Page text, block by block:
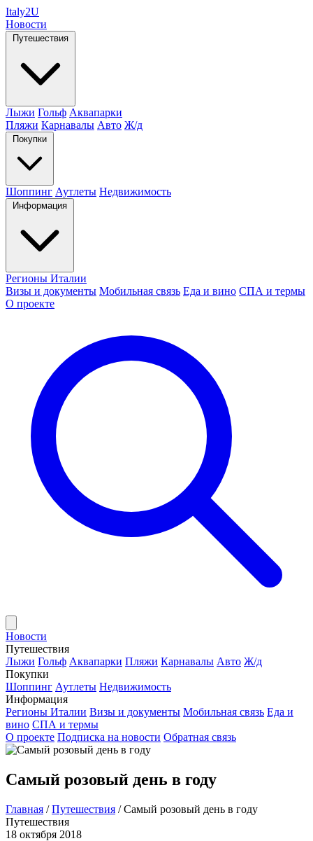
Italy2U
Новости
Путешествия
Лыжи Гольф Аквапарки
Пляжи Карнавалы Авто Ж/д
Покупки
Шоппинг Аутлеты Недвижимость
Информация
Регионы Италии
Визы и документы Мобильная связь Еда и вино СПА и термы
О проекте
Новости
Путешествия
Лыжи Гольф Аквапарки Пляжи Карнавалы Авто Ж/д
Покупки
Шоппинг Аутлеты Недвижимость
Информация
Регионы Италии Визы и документы Мобильная связь Еда и
вино СПА и термы
О проекте Подписка на новости Обратная связь
Самый розовый день в году
Главная / Путешествия / Самый розовый день в году
Путешествия
18 октября 2018